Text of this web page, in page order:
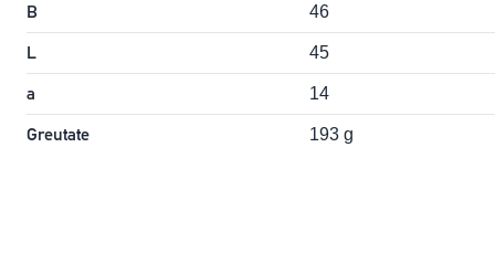
B 46
L 45
a 14
Greutate 193 g